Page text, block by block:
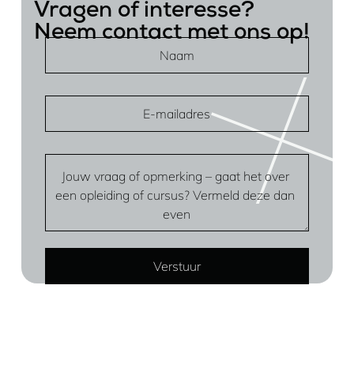
Vragen of interesse?
Neem contact met ons op!